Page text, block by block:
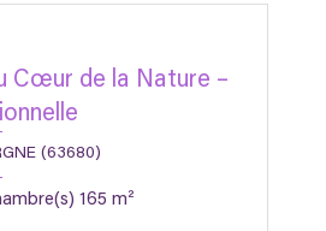
Cœur de la Nature –
(63680)
Maison 6 pièce(s) 3 chambre(s) 165 m²